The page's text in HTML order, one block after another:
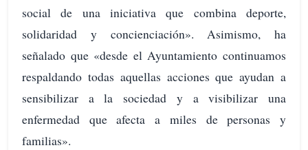
social de una iniciativa que combina deporte,
solidaridad y concienciación». Asimismo, ha
señalado que «desde el Ayuntamiento continuamos
respaldando todas aquellas acciones que ayudan a
sensibilizar a la sociedad y a visibilizar una
enfermedad que afecta a miles de personas y
familias».